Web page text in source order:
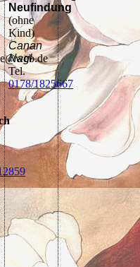
Neufindung
(ohne
Kind)
Canan
Nagl
Tel.
0178/1825667